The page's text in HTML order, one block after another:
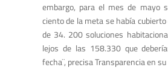
embargo, para el mes de mayo
ciento de la meta se había
de 34. 200 soluciones
lejos de las 158.330 que
fecha¨, precisa Transparencia en